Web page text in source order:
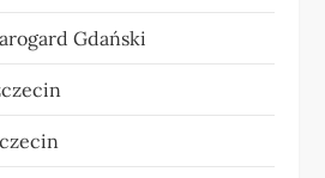
Gdański